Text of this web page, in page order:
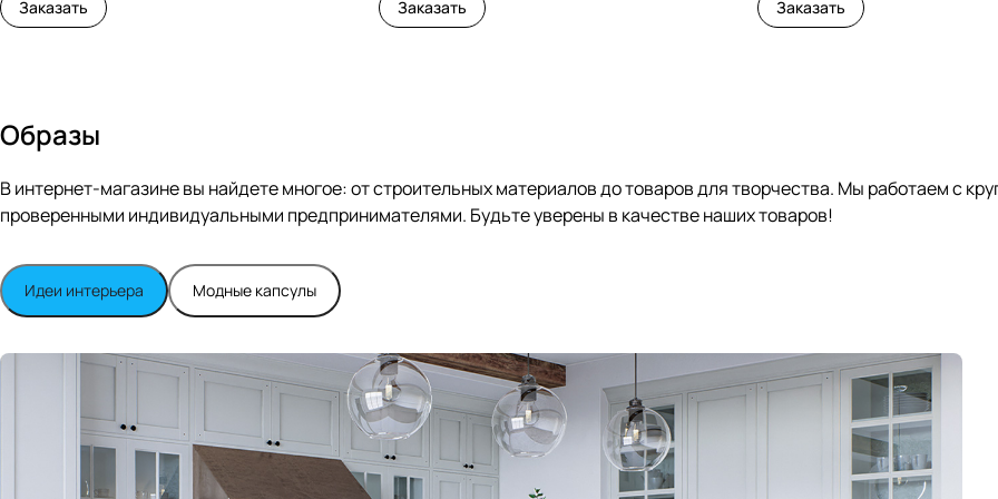
Заказать Заказать Заказать
Образы
В интернет-магазине вы найдете многое: от строительных материалов до товаров для творчества. Мы работаем с
проверенными индивидуальными предпринимателями. Будьте уверены в качестве наших товаров!
Идеи интерьера Модные капсулы